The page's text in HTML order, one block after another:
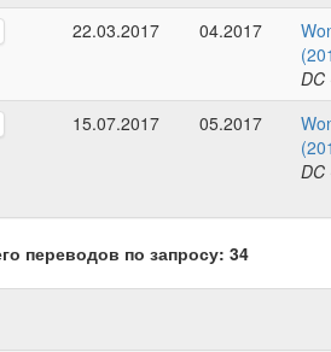
22.03.2017
04.2017
DC
15.07.2017
05.2017
DC
переводов по запросу: 34